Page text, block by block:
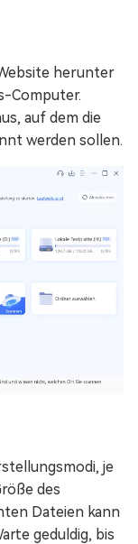
herunter
Computer.
auf dem die
werden sollen.
je
des
Dateien kann
geduldig, bis